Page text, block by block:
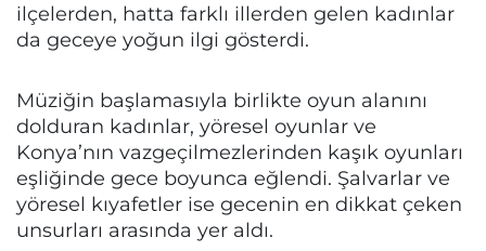
ilçelerden, hatta farklı illerden gelen kadınlar
da geceye yoğun ilgi gösterdi.
Müziğin başlamasıyla birlikte oyun alanını
dolduran kadınlar, yöresel oyunlar ve
Konya’nın vazgeçilmezlerinden kaşık oyunları
eşliğinde gece boyunca eğlendi. Şalvarlar ve
yöresel kıyafetler ise gecenin en dikkat çeken
unsurları arasında yer aldı.